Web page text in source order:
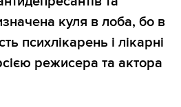
куля в лоба, бо в
психлікарень і лікарні
режисера та актора